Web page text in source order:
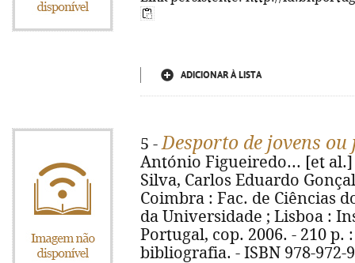
ADICIONAR À LISTA
5 -Desporto de jovens
António Figueiredo... [et
Silva, Carlos Eduardo
Coimbra : Fac. de Ciências
da Universidade ; Lisboa :
Portugal, cop. 2006. - 210 p.
bibliografia. - ISBN 978-972-